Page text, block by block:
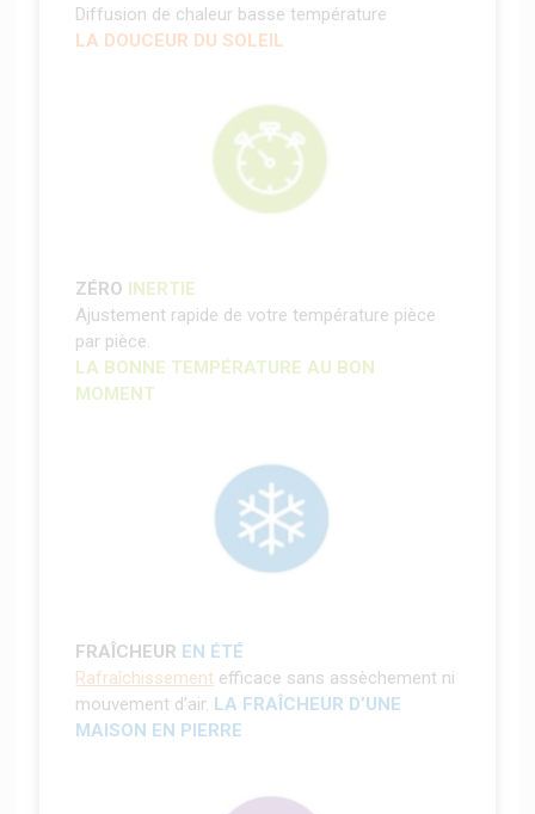
Diffusion de chaleur basse température
LA DOUCEUR DU SOLEIL
ZÉRO INERTIE
Ajustement rapide de votre température pièce
par pièce.
LA BONNE TEMPÉRATURE AU BON
MOMENT
FRAÎCHEUR EN ÉTÉ
Rafraîchissement efficace sans assèchement ni
mouvement d’air. LA FRAÎCHEUR D’UNE
MAISON EN PIERRE